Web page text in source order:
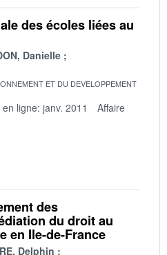
des écoles liées au
Danielle
ET DU DEVELOPPEMENT
en ligne: janv. 2011
Affaire
des
du droit au
en Ile-de-France
Delphin